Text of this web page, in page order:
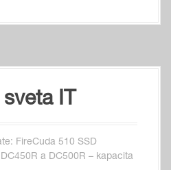
IT
FireCuda 510 SSD
a DC500R – kapacita